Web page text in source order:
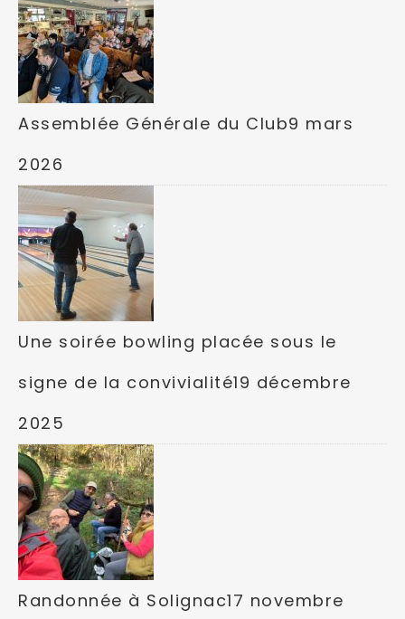
Assemblée Générale du Club9 mars
2026
Une soirée bowling placée sous le
signe de la convivialité19 décembre
2025
Randonnée à Solignac17 novembre